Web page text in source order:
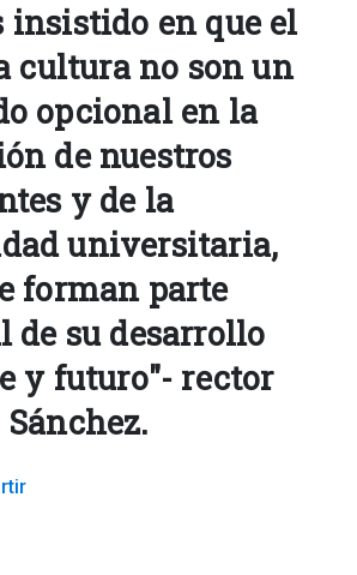
insistido en que el
cultura no son un
opcional en la
de nuestros
y de la
universitaria,
forman parte
de su desarrollo
y futuro"- rector